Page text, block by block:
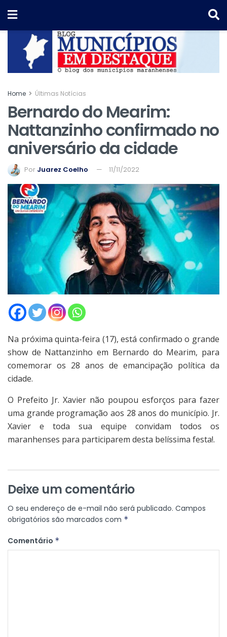
Home Últimas Notícias
Bernardo do Mearim:
Nattanzinho confirmado no
aniversário da cidade
Por Juarez Coelho 11/11/2022
Na próxima quinta-feira (17), está confirmado o grande
show de Nattanzinho em Bernardo do Mearim, para
comemorar os 28 anos de emancipação política da
cidade.
O Prefeito Jr. Xavier não poupou esforços para fazer
uma grande programação aos 28 anos do município. Jr.
Xavier e toda sua equipe convidam todos os
maranhenses para participarem desta belíssima festa!.
Deixe um comentário
O seu endereço de e-mail não será publicado. Campos
obrigatórios são marcados com *
Comentário *